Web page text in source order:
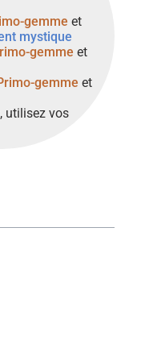
gemme et
mystique
gemme et
gemme et
utilisez vos